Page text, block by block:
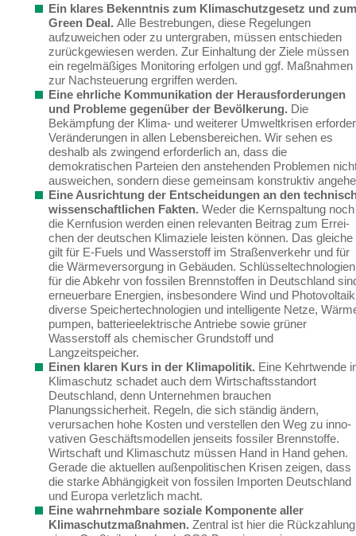
Ein klares Bekenntnis zum Klimaschutzgesetz und zum
Green Deal. Alle Bestrebun­gen, diese Regelungen
aufzuweichen oder zu untergraben, müssen entschieden
zurückge­wiesen werden. Zur Einhaltung der Ziele müssen
ein regelmäßiges Monitoring erfolgen und ggf. Maßnahmen
zur Nachsteuerung ergriffen werden.
Eine ehrliche Kommunikation der Herausforderungen
und Probleme gegenüber der Bevölkerung. Die
Bekämpfung der Klima- und weiterer Umweltkrisen
Verände­rungen in allen Lebensbereichen. Wir sehen es
deshalb als zwingend erforderlich an, dass die
demokratischen Parteien den anstehenden Problemen
ausweichen, sondern diese gemeinsam konstruktiv
Eine Ausrichtung der Entscheidungen an den
wissenschaftlichen Fakten. Weder die Kernspaltung noch
die Kernfusion werden einen relevanten Beitrag zum Errei­
chen der deutschen Klimaziele leisten können. Das gleiche
gilt für E-Fuels und Wasserstoff im Straßenverkehr und für
die Wärmeversorgung in Gebäuden. Schlüsseltechnologien
für die Abkehr von fossilen Brennstoffen in Deutschland
erneuerbare Energien, insbeson­dere Wind und
diverse Speichertechnologien und intelligente Netze,
pumpen, batterieelektrische Antriebe sowie grüner
Wasserstoff als chemischer Grundstoff und
Langzeitspeicher.
Einen klaren Kurs in der Klimapolitik. Eine Kehrtwende
Klimaschutz schadet auch dem Wirtschaftsstandort
Deutschland, denn Unternehmen brauchen
Planungssicherheit. Regeln, die sich ständig ändern,
verursachen hohe Kosten und verstellen den Weg zu inno­
vativen Geschäftsmodellen jenseits fossiler Brennstoffe.
Wirtschaft und Klimaschutz müs­sen Hand in Hand gehen.
Gerade die aktuellen außenpolitischen Krisen zeigen, dass
die starke Abhängigkeit von fossilen Importen Deutschland
und Europa verletzlich macht.
Eine wahrnehmbare soziale Komponente aller
Klimaschutzmaßnahmen. Zentral ist hier die Rückzahlung